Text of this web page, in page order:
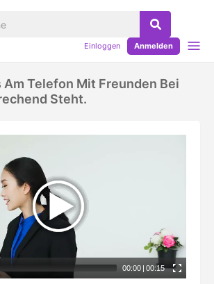
Einloggen Anmelden
Am Telefon Mit Freunden Bei
Steht.
00:00 | 00:15